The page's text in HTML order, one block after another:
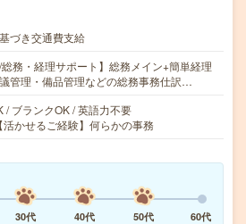
づき交通費支給
総務・経理サポート】総務メイン+簡単経理
管理・備品管理などの総務事務仕訳…
/ ブランクOK / 英語力不要
かせるご経験】何らかの事務
30代 40代 50代
60代